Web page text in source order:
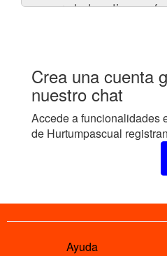
chat
Crea una cuenta
nuestro chat
Accede a funcionalidades
de Hurtumpascual
Ayuda